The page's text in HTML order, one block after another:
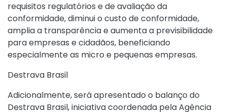
requisitos regulatórios e de avaliação da
conformidade, diminui o custo de conformidade,
amplia a transparência e aumenta a previsibilidade
para empresas e cidadãos, beneficiando
especialmente as micro e pequenas empresas.
Destrava Brasil
Adicionalmente, será apresentado o balanço do
Destrava Brasil, iniciativa coordenada pela Agência